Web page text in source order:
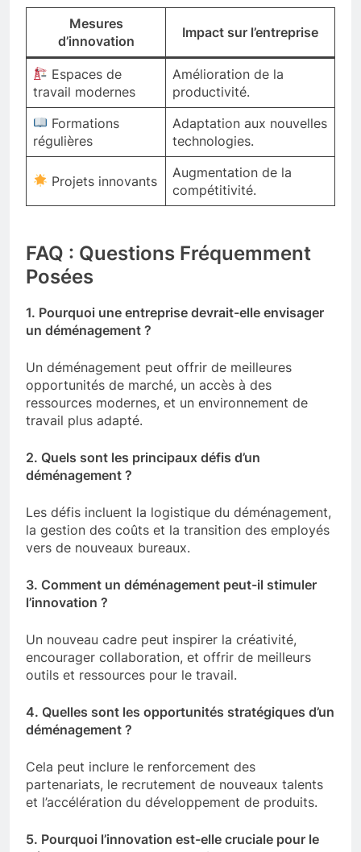
Mesures
d’innovation
Impact sur l’entreprise
Espaces de
travail modernes
Amélioration de la
productivité.
Formations
régulières
Adaptation aux nouvelles
technologies.
Projets innovants
Augmentation de la
compétitivité.
FAQ : Questions Fréquemment
Posées
1. Pourquoi une entreprise devrait-elle envisager
un déménagement ?
Un déménagement peut offrir de meilleures
opportunités de marché, un accès à des
ressources modernes, et un environnement de
travail plus adapté.
2. Quels sont les principaux défis d’un
déménagement ?
Les défis incluent la logistique du déménagement,
la gestion des coûts et la transition des employés
vers de nouveaux bureaux.
3. Comment un déménagement peut-il stimuler
l’innovation ?
Un nouveau cadre peut inspirer la créativité,
encourager collaboration, et offrir de meilleurs
outils et ressources pour le travail.
4. Quelles sont les opportunités stratégiques d’un
déménagement ?
Cela peut inclure le renforcement des
partenariats, le recrutement de nouveaux talents
et l’accélération du développement de produits.
5. Pourquoi l’innovation est-elle cruciale pour le